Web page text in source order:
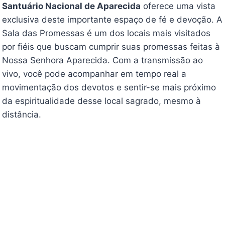
Santuário Nacional de Aparecida oferece uma vista
exclusiva deste importante espaço de fé e devoção. A
Sala das Promessas é um dos locais mais visitados
por fiéis que buscam cumprir suas promessas feitas à
Nossa Senhora Aparecida. Com a transmissão ao
vivo, você pode acompanhar em tempo real a
movimentação dos devotos e sentir-se mais próximo
da espiritualidade desse local sagrado, mesmo à
distância.